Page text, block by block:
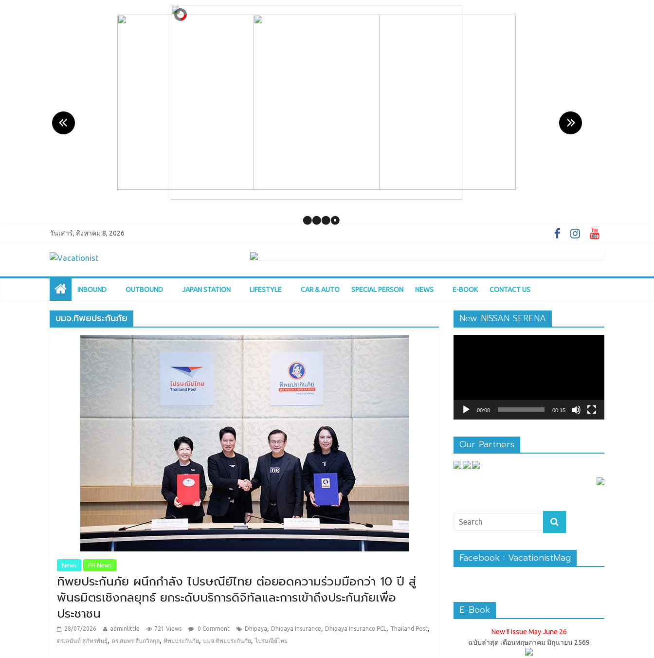
วันเสาร์, สิงหาคม 8, 2026
INBOUND OUTBOUND JAPAN STATION LIFESTYLE CAR & AUTO SPECIAL PERSON NEWS E-BOOK CONTACT US
บมจ.ทิพยประกันภัย
News PR News
ทิพยประกันภัย ผนึกกำลัง ไปรษณีย์ไทย ต่อยอดความร่วมมือกว่า 10 ปี สู่
พันธมิตรเชิงกลยุทธ์ ยกระดับบริการดิจิทัลและการเข้าถึงประกันภัยเพื่อ
ประชาชน
28/07/2026 adminlittle 721 Views 0 Comment Dhipaya, Dhipaya Insurance, Dhipaya Insurance PCL , Thailand Post,
ดร.ดนันท์ สุภัทรพันธุ์, ดร.สมพร สืบถวิลกุล, ทิพยประกันภัย, บมจ.ทิพยประกันภัย,ไปรษณีย์ไทย
New NISSAN SERENA
00:00 00:15
Our Partners
Facebook : VacationistMag
E-Book
New !! Issue May June 26
ฉบับล่าสุด เดือนพฤษภาคม มิถุนายน 2569